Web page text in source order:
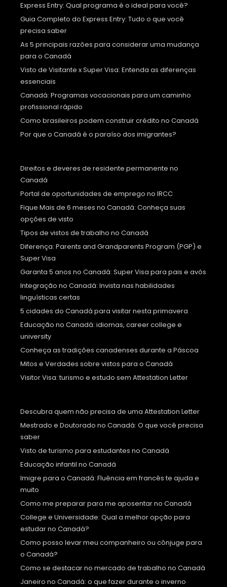
Express Entry: Qual programa é o ideal para você?
Guia Completo do Express Entry: Tudo o que você
precisa saber
As 5 principais razões para considerar uma mudança
para o Canadá
Visto de Visitante x Super Visa: Entenda as diferenças
essenciais
Canadá: Programas vocacionais para um caminho
profissional rápido
Como brasileiros podem construir crédito no Canadá
Por que o Canadá é o paraíso dos imigrantes?
Direitos e deveres de residente permanente no
Canadá
Portal de oportunidades de emprego no IRCC
Fique Mais de 6 meses no Canadá: Conheça suas
opções de visto
Tipos de vistos de trabalho no Canadá
Diferença: Parents and Grandparents Program (PGP) e
Super Visa
Garanta 5 anos no Canadá: Super Visa para pais e avós
Integração no Canadá: Invista nas habilidades
linguísticas certas
5 cidades do Canadá para visitar nesta primavera
Educação no Canadá: idiomas, career college e
university
Conheça as tradições canadenses durante a Páscoa
Mitos e Verdades sobre vistos para o Canadá
Visitor Visa: turismo e estudo sem Attestation Letter
Descubra quem não precisa de uma Attestation Letter
Mestrado e Doutorado no Canadá: O que você precisa
saber
Visto de turismo para estudantes no Canadá
Educação infantil no Canadá
Imigre para o Canadá: Fluência em francês te ajuda e
muito
Como me preparar para me aposentar no Canadá
College e Universidade: Qual a melhor opção para
estudar no Canadá?
Como posso levar meu companheiro ou cônjuge para
o Canadá?
Como se destacar no mercado de trabalho no Canadá
Janeiro no Canadá: o que fazer durante o inverno